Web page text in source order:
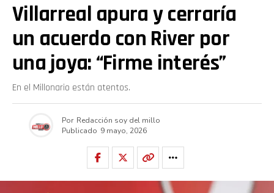
Villarreal apura y cerraría
un acuerdo con River por
una joya: “Firme interés”
En el Millonario están atentos.
Por Redacción soy del millo
Publicado 9 mayo, 2026